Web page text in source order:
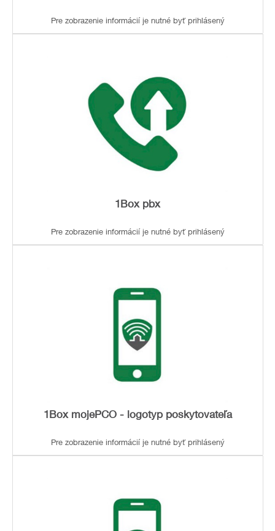
Pre zobrazenie informácií je nutné byť prihlásený
1Box pbx
Pre zobrazenie informácií je nutné byť prihlásený
1Box mojePCO - logotyp poskytovateľa
Pre zobrazenie informácií je nutné byť prihlásený